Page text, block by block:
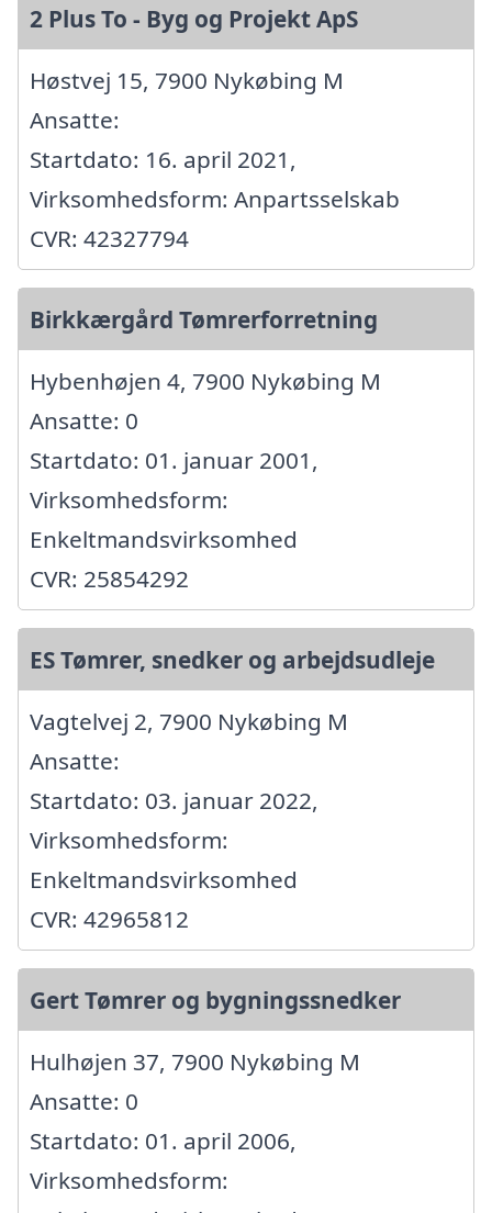
2 Plus To - Byg og Projekt ApS
Høstvej 15, 7900 Nykøbing M
Ansatte:
Startdato: 16. april 2021,
Virksomhedsform: Anpartsselskab
CVR: 42327794
Birkkærgård Tømrerforretning
Hybenhøjen 4, 7900 Nykøbing M
Ansatte: 0
Startdato: 01. januar 2001,
Virksomhedsform:
Enkeltmandsvirksomhed
CVR: 25854292
ES Tømrer, snedker og arbejdsudleje
Vagtelvej 2, 7900 Nykøbing M
Ansatte:
Startdato: 03. januar 2022,
Virksomhedsform:
Enkeltmandsvirksomhed
CVR: 42965812
Gert Tømrer og bygningssnedker
Hulhøjen 37, 7900 Nykøbing M
Ansatte: 0
Startdato: 01. april 2006,
Virksomhedsform: